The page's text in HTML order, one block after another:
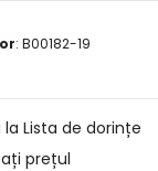
: B00182-19
Lista de dorințe
prețul